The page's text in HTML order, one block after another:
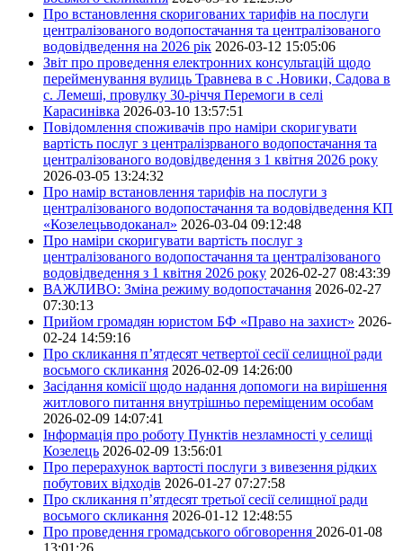
Про встановлення скоригованих тарифів на послуги
централізованого водопостачання та централізованого
водовідведення на 2026 рік 2026-03-12 15:05:06
Звіт про проведення електронних консультацій щодо
перейменування вулиць Травнева в с .Новики, Садова в
с. Лемеші, провулку 30-річчя Перемоги в селі
Карасинівка 2026-03-10 13:57:51
Повідомлення споживачів про наміри скоригувати
вартість послуг з централізрваного водопостачання та
централізованого водовідведення з 1 квітня 2026 року
2026-03-05 13:24:32
Про намір встановлення тарифів на послуги з
централізованого водопостачання та водовідведення КП
«Козелецьводоканал» 2026-03-04 09:12:48
Про наміри скоригувати вартість послуг з
централізованого водопостачання та централізованого
водовідведення з 1 квітня 2026 року 2026-02-27 08:43:39
ВАЖЛИВО: Зміна режиму водопостачання 2026-02-27
07:30:13
Прийом громадян юристом БФ «Право на захист» 2026-
02-24 14:59:16
Про скликання п’ятдесят четвертої сесії селищної ради
восьмого скликання 2026-02-09 14:26:00
Засідання комісії щодо надання допомоги на вирішення
житлового питання внутрішньо переміщеним особам
2026-02-09 14:07:41
Інформація про роботу Пунктів незламності у селищі
Козелець 2026-02-09 13:56:01
Про перерахунок вартості послуги з вивезення рідких
побутових відходів 2026-01-27 07:27:58
Про скликання п’ятдесят третьої сесії селищної ради
восьмого скликання 2026-01-12 12:48:55
Про проведення громадського обговорення 2026-01-08